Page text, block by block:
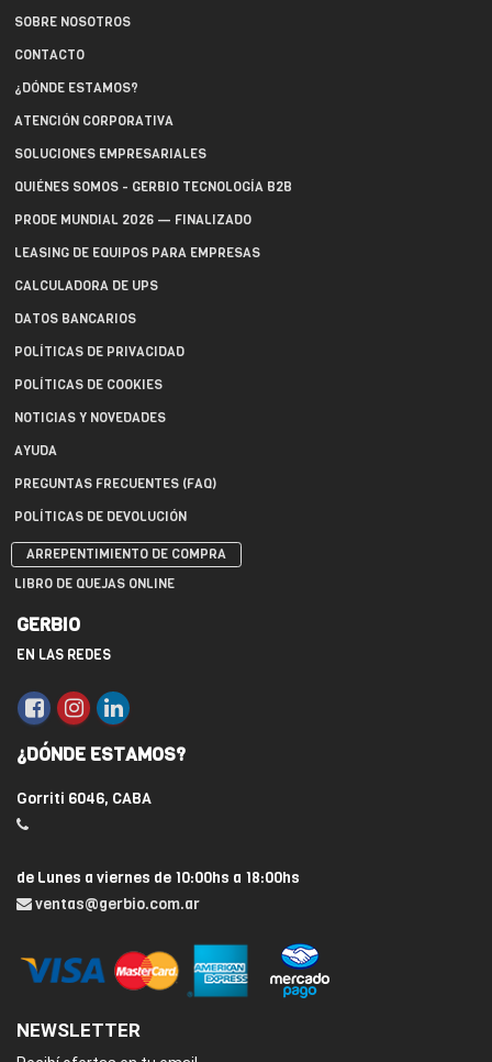
SOBRE NOSOTROS
CONTACTO
¿DÓNDE ESTAMOS?
ATENCIÓN CORPORATIVA
SOLUCIONES EMPRESARIALES
QUIÉNES SOMOS - GERBIO TECNOLOGÍA B2B
PRODE MUNDIAL 2026 — FINALIZADO
LEASING DE EQUIPOS PARA EMPRESAS
CALCULADORA DE UPS
DATOS BANCARIOS
POLÍTICAS DE PRIVACIDAD
POLÍTICAS DE COOKIES
NOTICIAS Y NOVEDADES
AYUDA
PREGUNTAS FRECUENTES (FAQ)
POLÍTICAS DE DEVOLUCIÓN
ARREPENTIMIENTO DE COMPRA
LIBRO DE QUEJAS ONLINE
GERBIO
EN LAS REDES
¿DÓNDE ESTAMOS?
Gorriti 6046, CABA
de Lunes a viernes de 10:00hs a 18:00hs
ventas@gerbio.com.ar
NEWSLETTER